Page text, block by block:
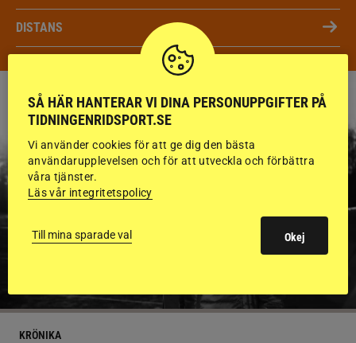
DISTANS
KRÖNIKA
SÅ HÄR HANTERAR VI DINA PERSONUPPGIFTER PÅ
TIDNINGENRIDSPORT.SE
Vi använder cookies för att ge dig den bästa
användarupplevelsen och för att utveckla och förbättra
våra tjänster.
Läs vår integritetspolicy
Till mina sparade val Okej